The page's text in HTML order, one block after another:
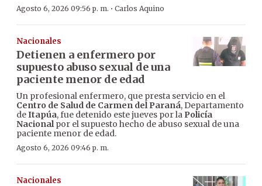
Agosto 6, 2026 09:56 p. m. · Carlos Aquino
Nacionales
Detienen a enfermero por
supuesto abuso sexual de una
paciente menor de edad
Un profesional enfermero, que presta servicio en el
Centro de Salud de Carmen del Paraná, Departamento
deItapúa, fue detenido este jueves por la Policía
Nacionalpor el supuesto hecho de abuso sexual de una
paciente menor de edad.
Agosto 6, 2026 09:46 p. m.
Nacionales